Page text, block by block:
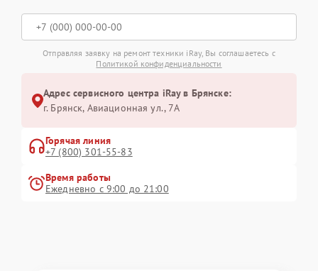
Отправляя заявку на ремонт техники iRay, Вы соглашаетесь с
Политикой конфиденциальности
Адрес сервисного центра iRay в Брянске:
г. Брянск, Авиационная ул., 7А
Горячая линия
+7 (800) 301-55-83
Время работы
Ежедневно с 9:00 до 21:00